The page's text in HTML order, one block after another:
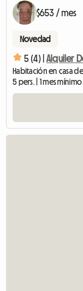
$653 / mes
Novedad
5 (4) | Alquiler
Habitación en casa
5 pers. | 1 mes mínimo